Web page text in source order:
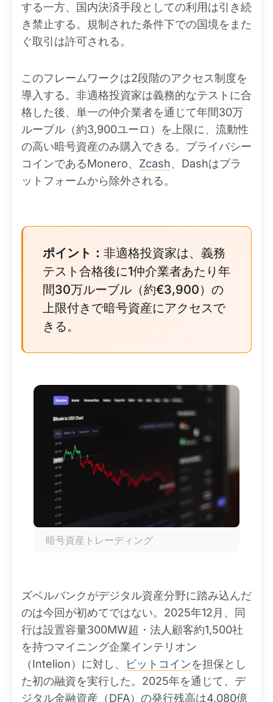
する一方、国内決済手段としての利用は引き続
き禁止する。規制された条件下での国境をまた
ぐ取引は許可される。
このフレームワークは2段階のアクセス制度を
導入する。非適格投資家は義務的なテストに合
格した後、単一の仲介業者を通じて年間30万
ルーブル（約3,900ユーロ）を上限に、流動性
の高い暗号資産のみ購入できる。プライバシー
コインであるMonero、 Zcash、Dashはプラ
ットフォームから除外される。
ポイント： 非適格投資家は、義務
テスト合格後に1仲介業者あたり年
間30万ルーブル（約€3,900）の
上限付きで暗号資産にアクセスで
きる。
暗号資産トレーディング
ズベルバンクがデジタル資産分野に踏み込んだ
のは今回が初めてではない。2025年12月、同
行は設置容量300MW超・法人顧客約1,500社
を持つマイニング企業インテリオン
（Intelion）に対し、
ビットコインを担保とし
た初の融資を実行した。2025年を通じて、デ
ジタル金融資産（DFA）の発行残高は4,080億